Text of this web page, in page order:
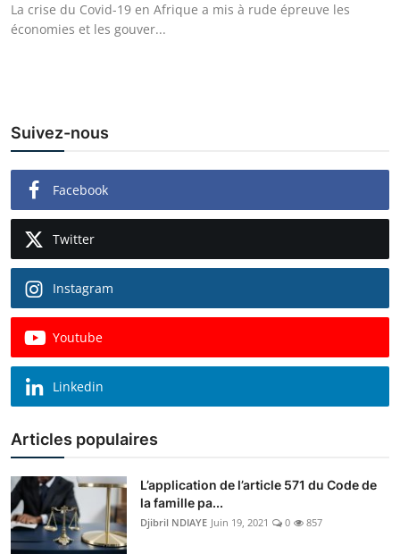
Tech & Innovation
La crise du Covid-19 en Afrique a mis à rude épreuve les
économies et les gouver...
Suivez-nous
Facebook
Twitter
Instagram
Youtube
Linkedin
Articles populaires
L’application de l’article 571 du Code de
la famille pa...
Djibril NDIAYE Juin 19, 2021 0 857